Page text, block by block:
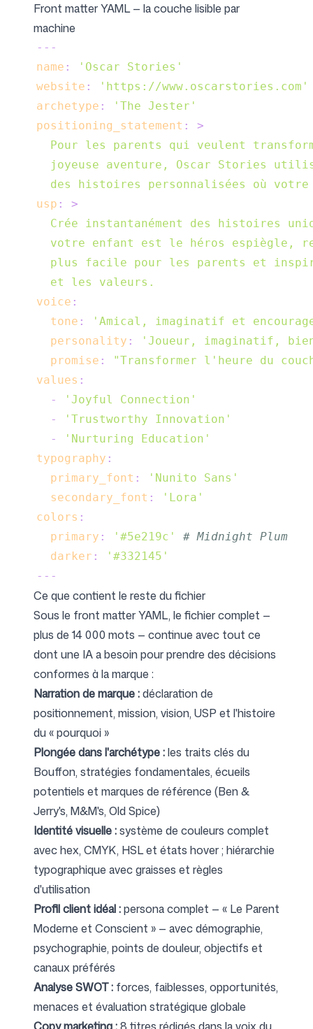
Front matter YAML — la couche lisible par
machine
---
name :
'Oscar Stories'
website :
'https://www.oscarstories.com'
archetype :
'The Jester'
positioning_statement : >
des histoires personnalisées où
usp : >
  et les valeurs.
voice :
tone :
'Amical, imaginatif et
personality :
'Joueur, imaginatif,
promise :
"Transformer l'heure du
values :
-
'Joyful Connection'
-
'Trustworthy Innovation'
-
'Nurturing Education'
typography :
primary_font :
'Nunito Sans'
secondary_font :
'Lora'
colors :
primary : '#5e219c'
# Midnight Plum
darker :
'#332145'
---
Ce que contient le reste du fichier
Sous le front matter YAML, le fichier complet —
plus de 14 000 mots — continue avec tout ce
dont une IA a besoin pour prendre des décisions
conformes à la marque :
Narration de marque :déclaration de
positionnement, mission, vision, USP et l'histoire
du « pourquoi »
Plongée dans l'archétype :les traits clés du
Bouffon, stratégies fondamentales, écueils
potentiels et marques de référence (Ben &
Jerry's, M&M's, Old Spice)
Identité visuelle :système de couleurs complet
avec hex, CMYK, HSL et états hover ; hiérarchie
typographique avec graisses et règles
d'utilisation
Profil client idéal :persona complet — « Le Parent
Moderne et Conscient » — avec démographie,
psychographie, points de douleur, objectifs et
canaux préférés
Analyse SWOT : forces, faiblesses, opportunités,
menaces et évaluation stratégique globale